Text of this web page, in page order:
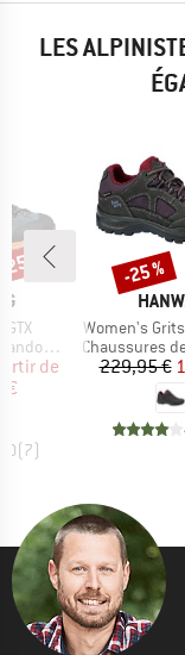
LES
réduit
de
€
(7)
%
Article
Women's
Product group
Chaussures de
229,95 €
Remise
-25 %